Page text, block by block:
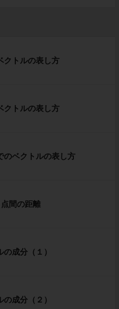
クトルの表し方
クトルの表し方
のベクトルの表し方
間の距離
成分（１）
成分（２）